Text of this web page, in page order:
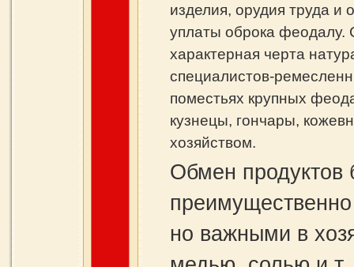
изделия, орудия труда и
уплаты оброка феодалу.
характерная черта
специалистов-
поместьях крупных
кузнецы, гончары,
хозяйством.
Обмен продуктов
но важными в